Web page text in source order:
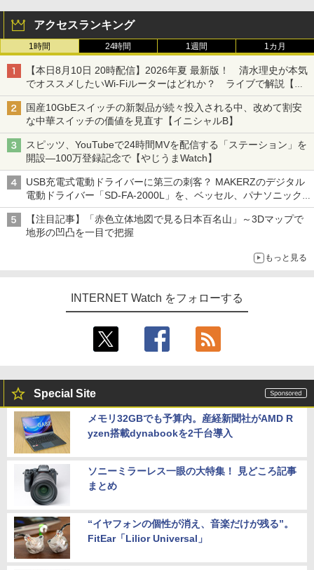
アクセスランキング
1時間 24時間 1週間 1カ月
【本日8月10日 20時配信】2026年夏 最新版！ 清水理史が本気
でオススメしたいWi-Fiルーターはどれか？ ライブで解説【清
水理史の「イニシャルB」チャンネル】
国産10GbEスイッチの新製品が続々投入される中、改めて割安
な中華スイッチの価値を見直す【イニシャルB】
スピッツ、YouTubeで24時間MVを配信する「ステーション」を
開設―100万登録記念で【やじうまWatch】
USB充電式電動ドライバーに第三の刺客？ MAKERZのデジタル
電動ドライバー「SD-FA-2000L」を、ベッセル、パナソニック
と比較してみた記事に注目が集まる【アクセスランキング】
【注目記事】「赤色立体地図で見る日本百名山」～3Dマップで
地形の凹凸を一目で把握
もっと見る
INTERNET Watch をフォローする
Special Site
メモリ32GBでも予算内。産経新聞社がAMD R
yzen搭載dynabookを2千台導入
ソニーミラーレス一眼の大特集！ 見どころ記事
まとめ
“イヤフォンの個性が消え、音楽だけが残る”。
FitEar「Lilior Universal」